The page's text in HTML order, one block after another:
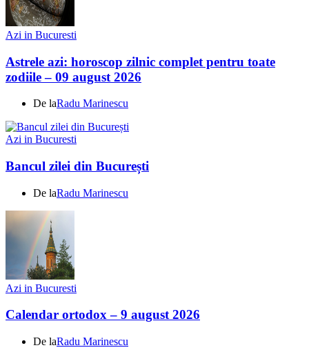
Azi in Bucuresti
Astrele azi: horoscop zilnic complet pentru toate
zodiile – 09 august 2026
De laRadu Marinescu
Azi in Bucuresti
Bancul zilei din București
De laRadu Marinescu
Azi in Bucuresti
Calendar ortodox – 9 august 2026
De laRadu Marinescu